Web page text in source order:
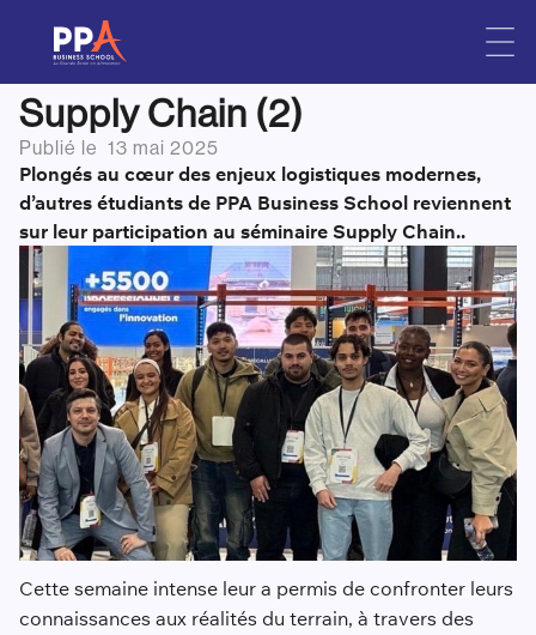
Nos étudiants témoignent –
Retour sur le séminaire
Supply Chain (2)
Publié le 13 mai 2025
Plongés au cœur des enjeux logistiques modernes,
d’autres étudiants de PPA Business School reviennent
sur leur participation au séminaire Supply Chain..
Cette semaine intense leur a permis de confronter leurs
connaissances aux réalités du terrain, à travers des